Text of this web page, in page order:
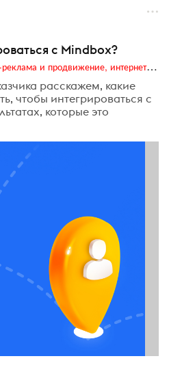
с Mindbox?
Digital (web-дизайн, интернет-реклама и продвижение, интернет-сообщества и блоги, интернет-коммуникации, мобильный маркетинг, реклама на цифровых экранах)
расскажем, какие
чтобы интегрироваться с
которые это